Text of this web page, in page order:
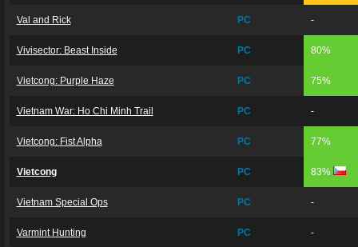
Val and Rick PC -
Vivisector: Beast Inside PC 80%
Vietcong: Purple Haze PC 75%
Vietnam War: Ho Chi Minh Trail PC -
Vietcong: Fist Alpha PC 77%
Vietcong PC 83%
Vietnam Special Ops PC -
Varmint Hunting PC -